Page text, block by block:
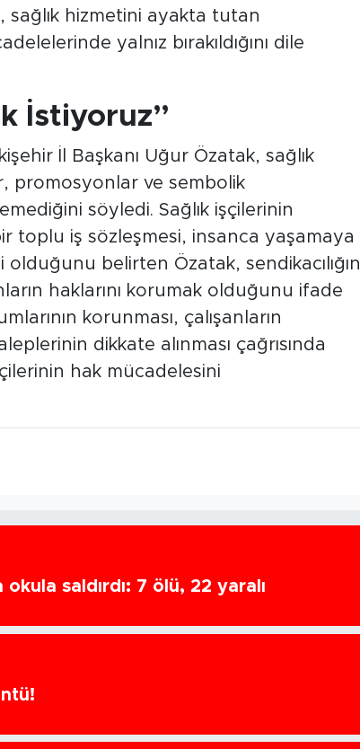
sağlık hizmetini ayakta tutan
yalnız bırakıldığını dile
İstiyoruz”
İl Başkanı Uğur Özatak, sağlık
promosyonlar ve sembolik
söyledi. Sağlık işçilerinin
toplu iş sözleşmesi, insanca yaşamaya
belirten Özatak, sendikacılığın
haklarını korumak olduğunu ifade
korunması, çalışanların
dikkate alınması çağrısında
hak mücadelesini
saldırdı: 7 ölü, 22 yaralı